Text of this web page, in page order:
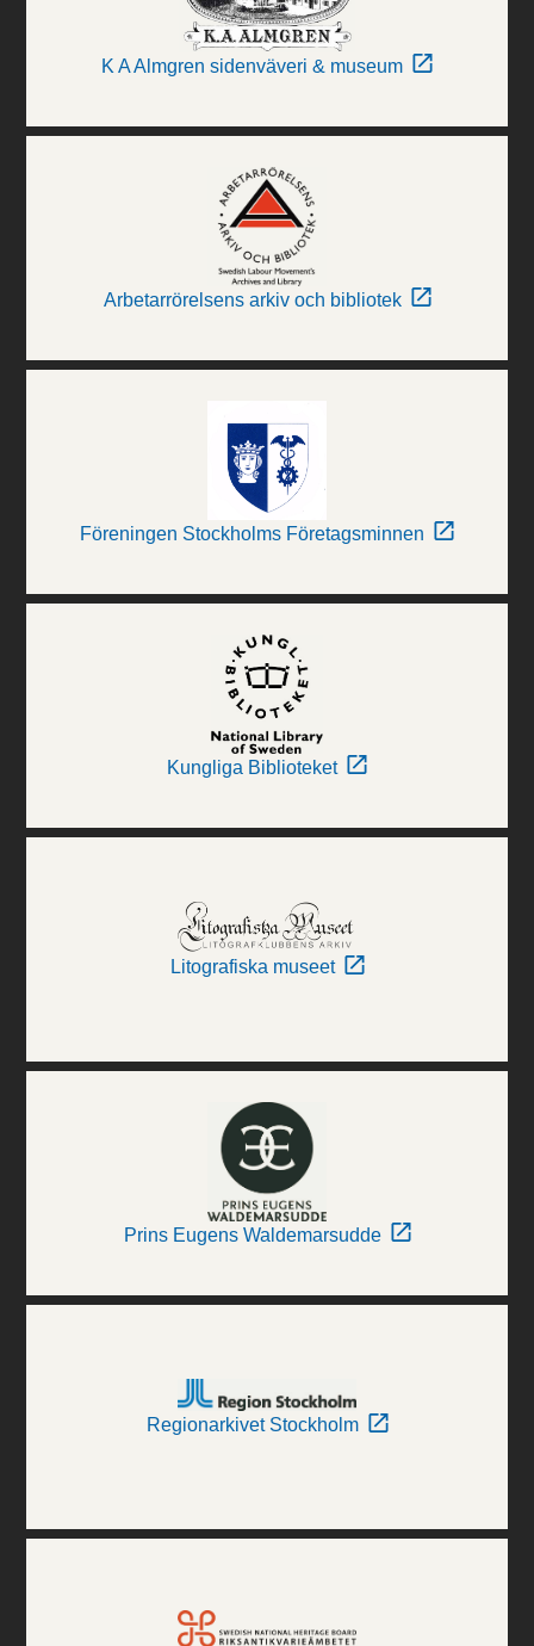
K A Almgren sidenväveri & museum
Arbetarrörelsens arkiv och bibliotek
Föreningen Stockholms Företagsminnen
Kungliga Biblioteket
Litografiska museet
Prins Eugens Waldemarsudde
Regionarkivet Stockholm